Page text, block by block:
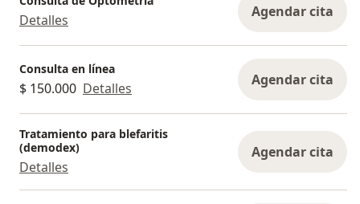
tratamiento adecuado sin demoras. Esto es
especialmente crucial en el caso del glaucoma,
donde el tiempo es fundamental para preservar
la visión. Además, la detección temprana de
patologías retinianas puede prevenir
Nuestro equipo de profesionales está capacitado
para llevar a cabo estas evaluaciones de forma
Detalles Agendar cita
Consulta en línea
$ 150.000 Detalles Agendar cita
Tratamiento para blefaritis
(demodex)
Detalles
Agendar cita